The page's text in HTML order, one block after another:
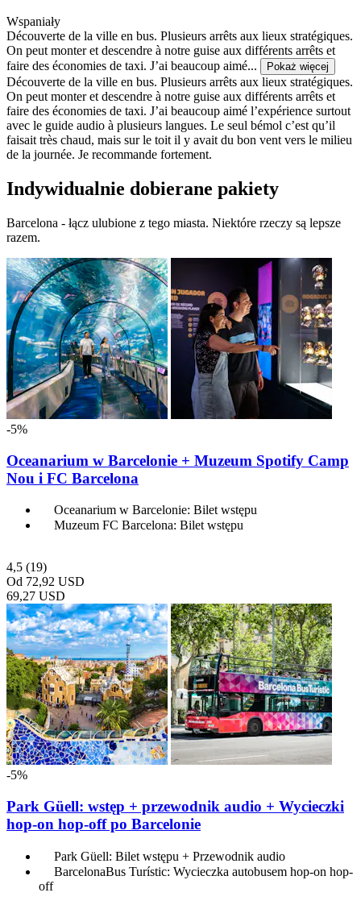
Wspaniały
Découverte de la ville en bus. Plusieurs arrêts aux lieux stratégiques.
On peut monter et descendre à notre guise aux différents arrêts et
faire des économies de taxi. J’ai beaucoup aimé...
Pokaż więcej
Découverte de la ville en bus. Plusieurs arrêts aux lieux stratégiques.
On peut monter et descendre à notre guise aux différents arrêts et
faire des économies de taxi. J’ai beaucoup aimé l’expérience surtout
avec le guide audio à plusieurs langues. Le seul bémol c’est qu’il
faisait très chaud, mais sur le toit il y avait du bon vent vers le milieu
de la journée. Je recommande fortement.
Indywidualnie dobierane pakiety
Barcelona - łącz ulubione z tego miasta. Niektóre rzeczy są lepsze
razem.
-5%
Oceanarium w Barcelonie + Muzeum Spotify Camp
Nou i FC Barcelona
Oceanarium w Barcelonie: Bilet wstępu
Muzeum FC Barcelona: Bilet wstępu
4,5 (19)
Od 72,92 USD
69,27 USD
-5%
Park Güell: wstęp + przewodnik audio + Wycieczki
hop-on hop-off po Barcelonie
Park Güell: Bilet wstępu + Przewodnik audio
BarcelonaBus Turístic: Wycieczka autobusem hop-on hop-
off